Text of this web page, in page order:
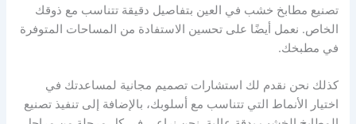
تصنيع مطابخ خشب في العين بتفاصيل دقيقة تتناسب مع ذوقك
الخاص. نعمل أيضًا على تحسين الاستفادة من المساحات المتوفرة
في مطبخك.
كذلك نحن نقدم لك استشارات تصميم مجانية لمساعدتك في
اختيار الأنماط التي تتناسب مع أسلوبك، بالإضافة إلى تنفيذ تصنيع